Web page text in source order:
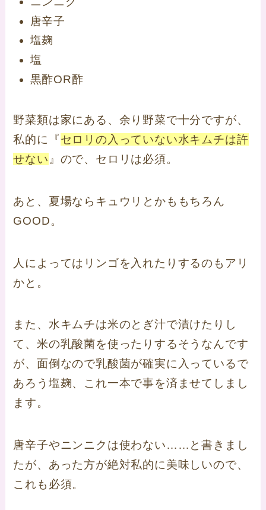
唐辛子
塩麹
塩
黒酢OR酢
野菜類は家にある、余り野菜で十分ですが、
私的に『セロリの入っていない水キムチは許
せない』ので、セロリは必須。
あと、夏場ならキュウリとかももちろん
GOOD。
人によってはリンゴを入れたりするのもアリ
かと。
また、水キムチは米のとぎ汁で漬けたりし
て、米の乳酸菌を使ったりするそうなんです
が、面倒なので乳酸菌が確実に入っているで
あろう塩麹、これ一本で事を済ませてしまし
ます。
唐辛子やニンニクは使わない……と書きまし
たが、あった方が絶対私的に美味しいので、
これも必須。